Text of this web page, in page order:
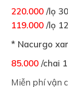
220.000 /lọ
119.000 /lọ
* Nacurgo
85.000 /chai
Miễn phí vận